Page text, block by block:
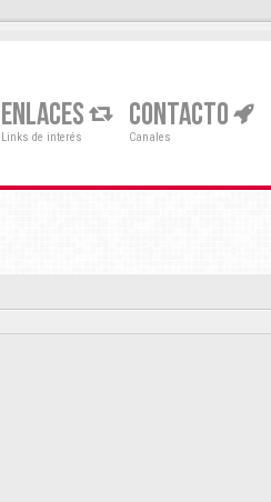
ENLACES
Links de interés
CONTACTO
Canales